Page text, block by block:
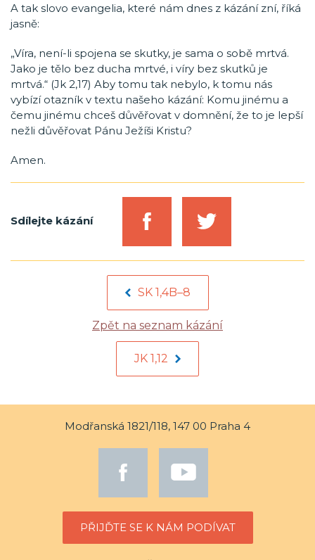
A tak slovo evangelia, které nám dnes z kázání zní, říká
jasně:
„Víra, není-li spojena se skutky, je sama o sobě mrtvá.
Jako je tělo bez ducha mrtvé, i víry bez skutků je
mrtvá.“ (Jk 2,17) Aby tomu tak nebylo, k tomu nás
vybízí otazník v textu našeho kázání: Komu jinému a
čemu jinému chceš důvěřovat v domnění, že to je lepší
nežli důvěřovat Pánu Ježíši Kristu?
Amen.
Sdílejte kázání
SK 1,4B–8
Zpět na seznam kázání
JK 1,12
Modřanská 1821/118, 147 00 Praha 4
PŘIJĎTE SE K NÁM PODÍVAT